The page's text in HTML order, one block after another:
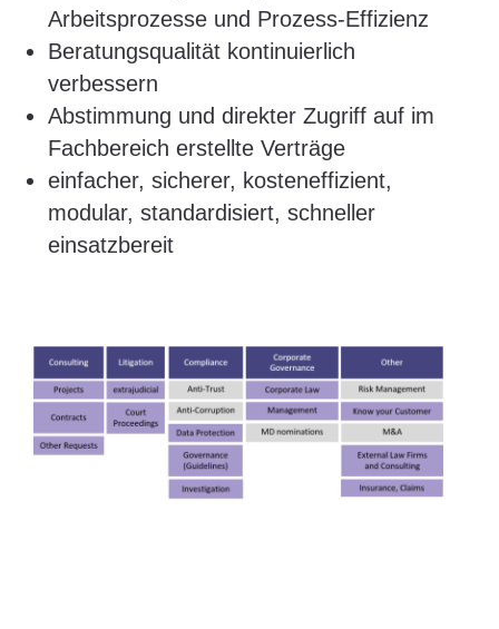
Arbeitsprozesse und Prozess-Effizienz
Beratungsqualität kontinuierlich
verbessern
Abstimmung und direkter Zugriff auf im
Fachbereich erstellte Verträge
einfacher, sicherer, kosteneffizient,
modular, standardisiert, schneller
einsatzbereit